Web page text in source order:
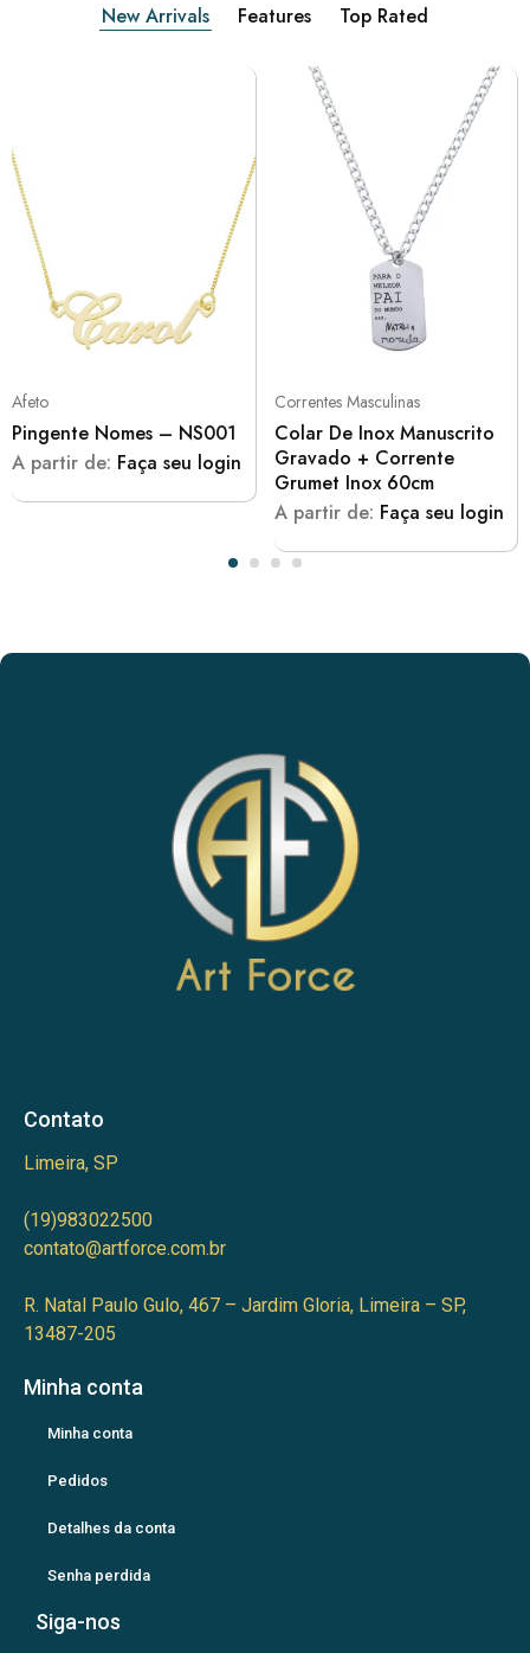
New Arrivals Features Top Rated
Afeto
Pingente Nomes – NS001
A partir de: Faça seu login
Correntes Masculinas
Colar De Inox Manuscrito
Gravado + Corrente
Grumet Inox 60cm
A partir de: Faça seu login
Contato
Limeira, SP
(19)983022500
contato@artforce.com.br
R. Natal Paulo Gulo, 467 – Jardim Gloria, Limeira – SP,
13487-205
Minha conta
Minha conta
Pedidos
Detalhes da conta
Senha perdida
Siga-nos